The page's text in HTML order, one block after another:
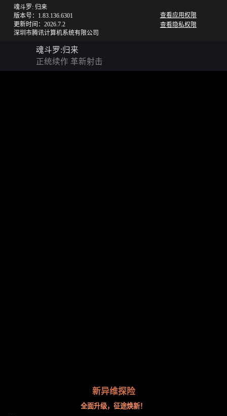
魂斗罗: 归来
版本号：1.83.136.6301
更新时间：2026.7.2
深圳市腾讯计算机系统有限公司
查看应用权限
查看隐私权限
魂斗罗:归来
正统续作 革新射击
新异维探险
全面升级，征途焕新！